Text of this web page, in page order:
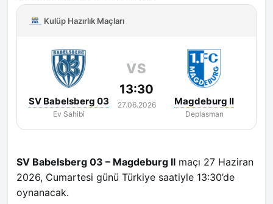
Kulüp Hazırlık Maçları
SV Babelsberg 03
Ev Sahibi
VS
13:30
27.06.2026 Magdeburg II
Deplasman
SV Babelsberg 03 – Magdeburg II maçı 27 Haziran
2026, Cumartesi günü Türkiye saatiyle 13:30’de
oynanacak.